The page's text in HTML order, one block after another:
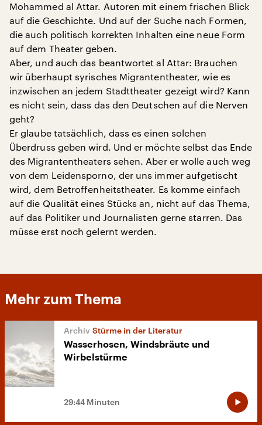
Mohammed al Attar. Autoren mit einem frischen Blick
auf die Geschichte. Und auf der Suche nach Formen,
die auch politisch korrekten Inhalten eine neue Form
auf dem Theater geben.
Aber, und auch das beantwortet al Attar: Brauchen
wir überhaupt syrisches Migrantentheater, wie es
inzwischen an jedem Stadttheater gezeigt wird? Kann
es nicht sein, dass das den Deutschen auf die Nerven
geht?
Er glaube tatsächlich, dass es einen solchen
Überdruss geben wird. Und er möchte selbst das Ende
des Migrantentheaters sehen. Aber er wolle auch weg
von dem Leidensporno, der uns immer aufgetischt
wird, dem Betroffenheitstheater. Es komme einfach
auf die Qualität eines Stücks an, nicht auf das Thema,
auf das Politiker und Journalisten gerne starren. Das
müsse erst noch gelernt werden.
Mehr zum Thema
Stürme in der Literatur
Wasserhosen, Windsbräute und
Wirbelstürme
29:44 Minuten